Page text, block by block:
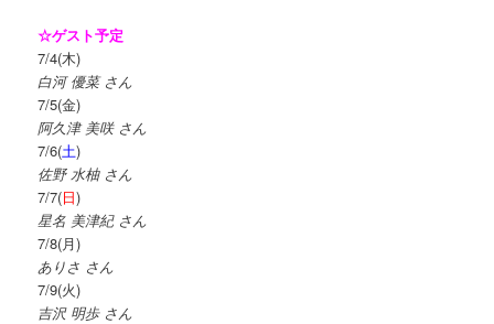
☆ゲスト予定
7/4(木)
白河 優菜 さん
7/5(金)
阿久津 美咲 さん
7/6(土)
佐野 水柚 さん
7/7(日)
星名 美津紀 さん
7/8(月)
ありさ さん
7/9(火)
吉沢 明歩 さん